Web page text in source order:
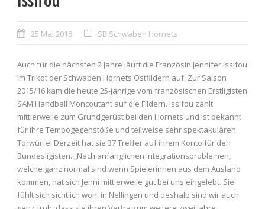
25 Mai 2018 SB Schwaben Hornets
Auch für die nächsten 2 Jahre läuft die Französin Jennifer Issifou
im Trikot der Schwaben Hornets Ostfildern auf. Zur Saison
2015/16 kam die heute 25-jährige vom französischen Erstligisten
SAM Handball Moncoutant auf die Fildern. Issifou zählt
mittlerweile zum Grundgerüst bei den Hornets und ist bekannt
für ihre Tempogegenstöße und teilweise sehr spektakulären
Torwürfe. Derzeit hat sie 37 Treffer auf ihrem Konto für den
Bundesligisten. „Nach anfänglichen Integrationsproblemen,
welche ganz normal sind wenn Spielerinnen aus dem Ausland
kommen, hat sich Jenni mittlerweile gut bei uns eingelebt. Sie
fühlt sich sichtlich wohl in Nellingen und deshalb sind wir auch